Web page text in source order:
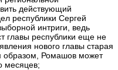
действующий
республики Сергей
интриги, ведь
главы республики еще не
нового главы старая
образом, Ромашов может
месяцев;